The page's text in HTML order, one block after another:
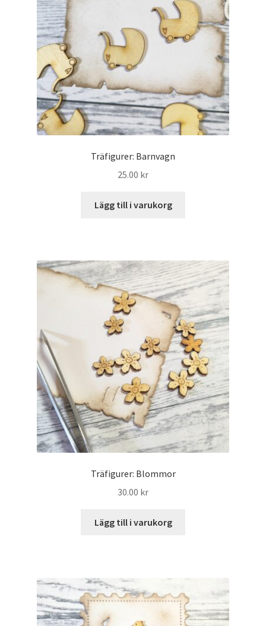
Träfigurer: Barnvagn
25.00 kr
Lägg till i varukorg
Träfigurer: Blommor
30.00 kr
Lägg till i varukorg